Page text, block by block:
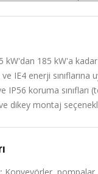
kW'dan 185 kW'a
ve IE4 enerji sınıflarına
IP56 koruma sınıfları
dikey montaj